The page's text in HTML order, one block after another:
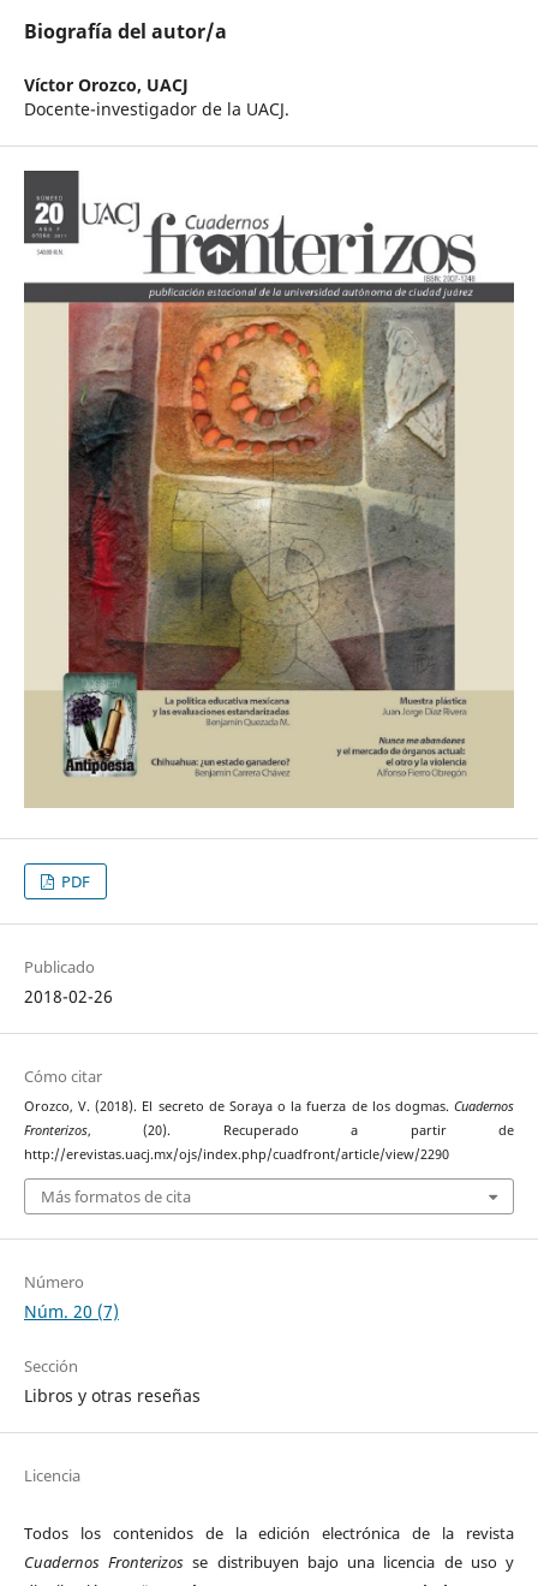
Biografía del autor/a
Víctor Orozco, UACJ
Docente-investigador de la UACJ.
PDF
Publicado
2018-02-26
Cómo citar
Orozco, V. (2018). El secreto de Soraya o la fuerza de los dogmas.Cuadernos
Fronterizos, (20). Recuperado a partir de
http://erevistas.uacj.mx/ojs/index.php/cuadfront/article/view/2290
Más formatos de cita
Número
Núm. 20 (7)
Sección
Libros y otras reseñas
Licencia
Todos los contenidos de la edición electrónica de la revista
Cuadernos Fronterizos se distribuyen bajo una licencia de uso y